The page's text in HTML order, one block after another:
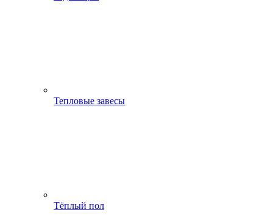
Тепловые завесы
Тёплый пол